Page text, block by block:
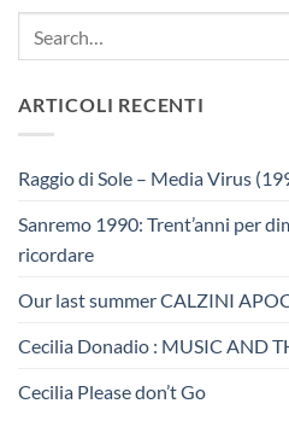
ARTICOLI RECENTI
Raggio di Sole – Media Virus
Sanremo 1990: Trent’anni per
ricordare
Our last summer CALZINI
Cecilia Donadio : MUSIC AND
Cecilia Please don’t Go